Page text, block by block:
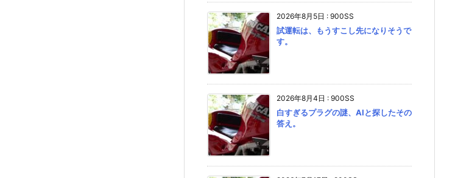
2026年8月5日 : 900SS
試運転は、もうすこし先になりそうで
す。
2026年8月4日 : 900SS
白すぎるプラグの謎、AIと探したその
答え。